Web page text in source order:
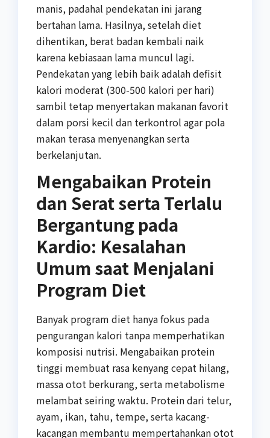
manis, padahal pendekatan ini jarang
bertahan lama. Hasilnya, setelah diet
dihentikan, berat badan kembali naik
karena kebiasaan lama muncul lagi.
Pendekatan yang lebih baik adalah defisit
kalori moderat (300-500 kalori per hari)
sambil tetap menyertakan makanan favorit
dalam porsi kecil dan terkontrol agar pola
makan terasa menyenangkan serta
berkelanjutan.
Mengabaikan Protein
dan Serat serta Terlalu
Bergantung pada
Kardio: Kesalahan
Umum saat Menjalani
Program Diet
Banyak program diet hanya fokus pada
pengurangan kalori tanpa memperhatikan
komposisi nutrisi. Mengabaikan protein
tinggi membuat rasa kenyang cepat hilang,
massa otot berkurang, serta metabolisme
melambat seiring waktu. Protein dari telur,
ayam, ikan, tahu, tempe, serta kacang-
kacangan membantu mempertahankan otot